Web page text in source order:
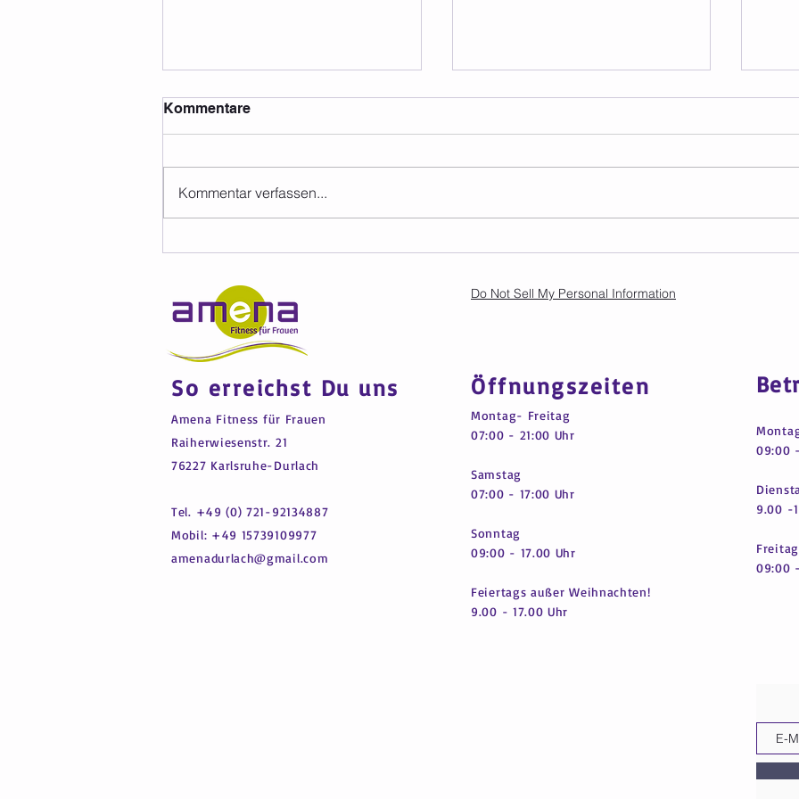
Kommentare
Kommentar verfassen...
So erreichst Du uns
Amena Fitness für Frauen
Raiherwiesenstr. 21
76227 Karlsruhe-Durlach
Tel. +49 (0) 721-92134887
Mobil: +49 15739109977
amenadurlach@gmail.com
Do Not Sell My Personal Information
Öffnungszeiten
Montag- Freitag
07:00 - 21:00 Uhr
Samstag
07:00 - 17:00 Uhr
Sonntag
09:00 - 17.00 Uhr
Feiertags außer Weihnachten!
9.00 - 17.00 Uhr
09:00
9.00 -
Freitag
09:00